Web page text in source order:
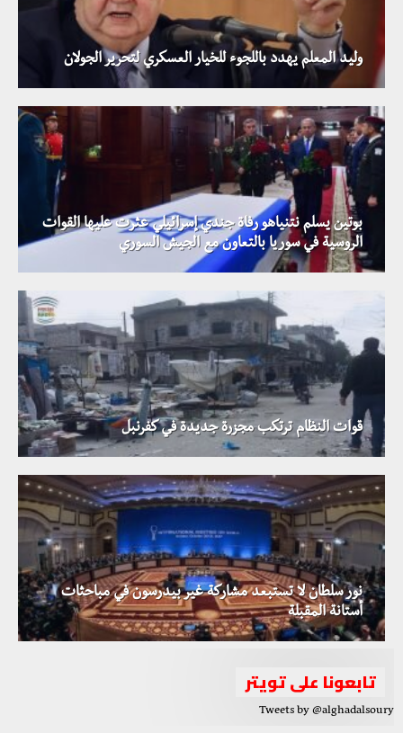
وليد المعلم يهدد باللجوء للخيار العسكري لتحرير الجولان
بوتين يسلم نتنياهو رفاة جندي إسرائيلي عثرت عليها القوات
الروسية في سوريا بالتعاون مع الجيش السوري
قوات النظام ترتكب مجزرة جديدة في كفرنبل
نور سلطان لا تستبعد مشاركة غير بيدرسون في مباحثات
أستانة المقبلة
تابعونا على تويتر
Tweets by @alghadalsoury